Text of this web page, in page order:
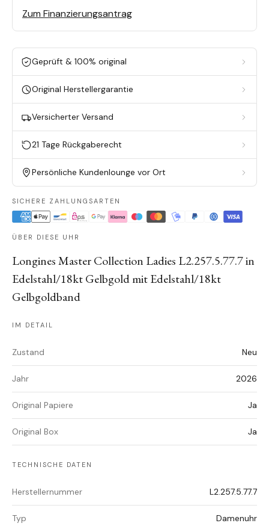
Zum Finanzierungsantrag
Geprüft & 100% original
Original Herstellergarantie
Versicherter Versand
21 Tage Rückgaberecht
Persönliche Kundenlounge vor Ort
SICHERE ZAHLUNGSARTEN
ÜBER DIESE UHR
Longines Master Collection Ladies L2.257.5.77.7 in
Edelstahl/18kt Gelbgold mit Edelstahl/18kt
Gelbgoldband
IM DETAIL
Zustand Neu
Jahr 2026
Original Papiere Ja
Original Box Ja
TECHNISCHE DATEN
Herstellernummer L2.257.5.77.7
Typ Damenuhr